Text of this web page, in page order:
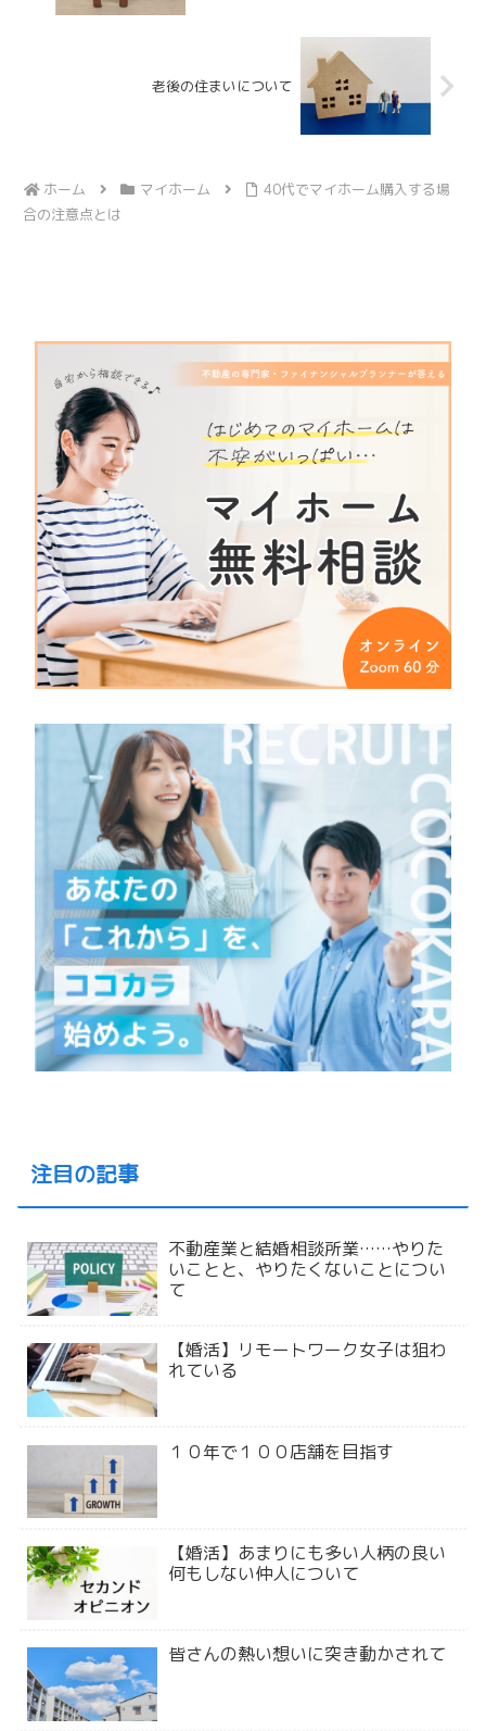
老後の住まいについて
ホーム マイホーム
40代でマイホーム購入する場
合の注意点とは
注目の記事
不動産業と結婚相談所業……やりた
いことと、やりたくないことについ
て
【婚活】リモートワーク女子は狙わ
れている
１０年で１００店舗を目指す
【婚活】あまりにも多い人柄の良い
何もしない仲人について
皆さんの熱い想いに突き動かされて